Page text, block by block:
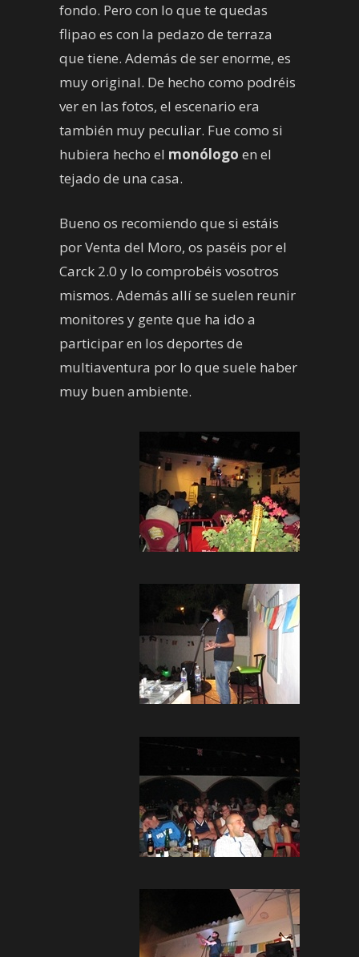
fondo. Pero con lo que te quedas
flipao es con la pedazo de terraza
que tiene. Además de ser enorme, es
muy original. De hecho como podréis
ver en las fotos, el escenario era
también muy peculiar. Fue como si
hubiera hecho el monólogo en el
tejado de una casa.
Bueno os recomiendo que si estáis
por Venta del Moro, os paséis por el
Carck 2.0 y lo comprobéis vosotros
mismos. Además allí se suelen reunir
monitores y gente que ha ido a
participar en los deportes de
multiaventura por lo que suele haber
muy buen ambiente.